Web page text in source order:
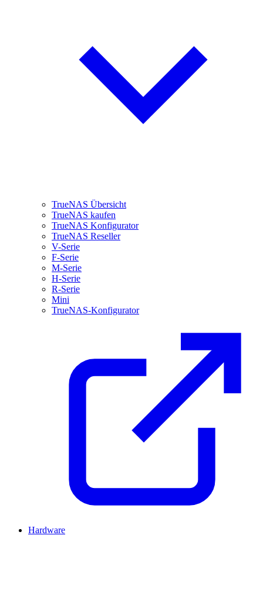
TrueNAS Übersicht
TrueNAS kaufen
TrueNAS Konfigurator
TrueNAS Reseller
V-Serie
F-Serie
M-Serie
H-Serie
R-Serie
Mini
TrueNAS-Konfigurator
Hardware